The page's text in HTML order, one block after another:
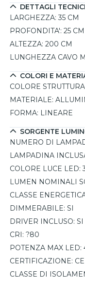
regolabile tramite
direttamente sul
garantisce eleganza
DETTAGLI TECNICI
LARGHEZZA: 35 CM
PROFONDITA': 25 CM
ALTEZZA: 200 CM
LUNGHEZZA CAVO
COLORI E
COLORE
MATERIALE:
FORMA: LINEARE
SORGENTE
NUMERO DI
LAMPADINA
COLORE LUCE LED:
LUMEN NOMINALI
CLASSE
DIMMERABILE: SI
DRIVER INCLUSO: SI
CRI: ?80
POTENZA MAX LED:
CERTIFICAZIONE: CE
CLASSE DI